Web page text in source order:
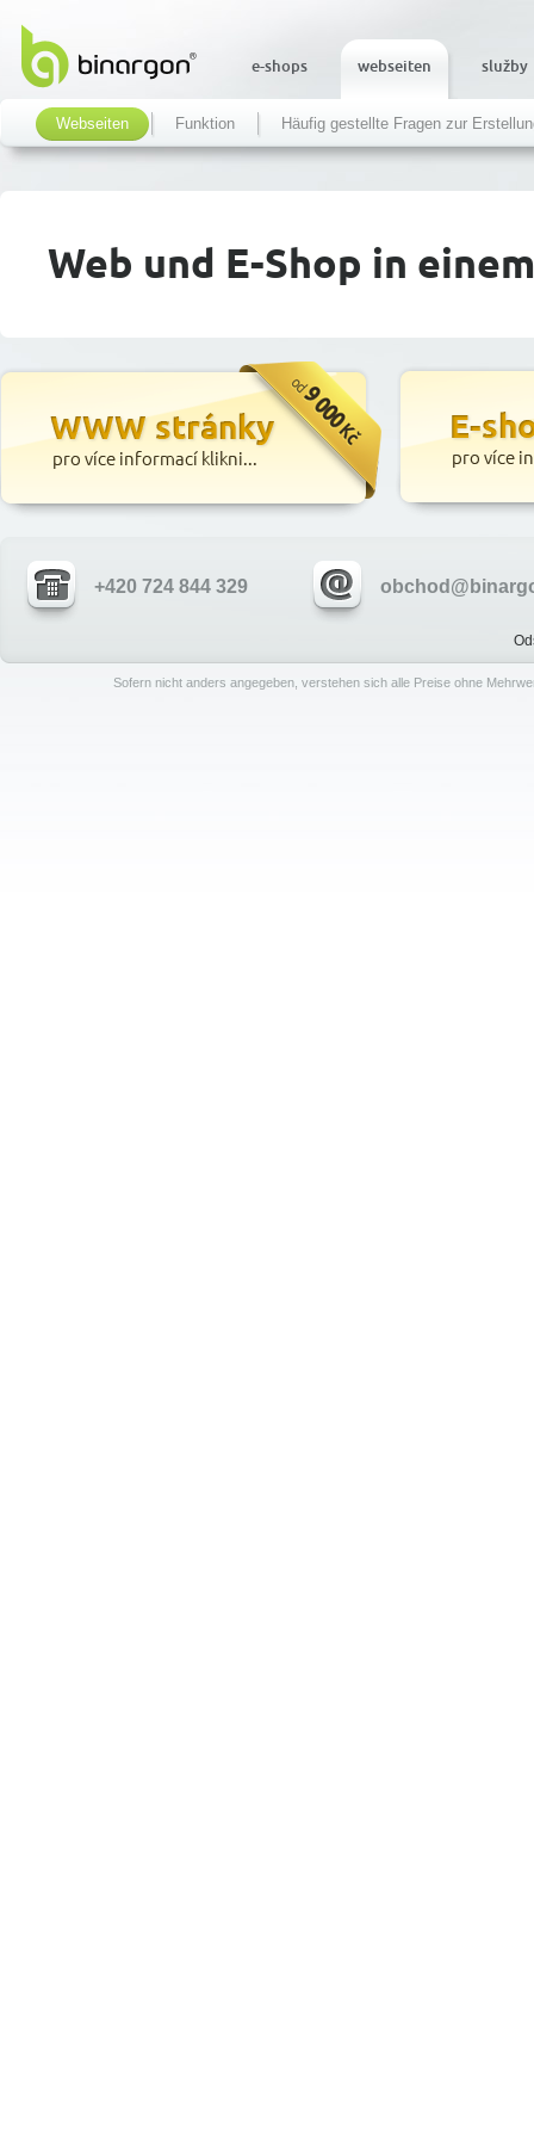
Web und E-Shop in einem
+420 724 844 329
Sofern nicht anders angegeben, verstehen sich alle Preise ohne
e-shops webseiten služby
Webseiten Funktion Häufig gestellte Fragen zur